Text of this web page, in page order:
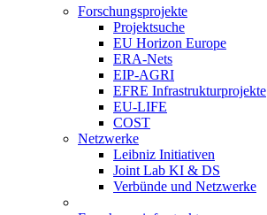
Forschungsprojekte
Projektsuche
EU Horizon Europe
ERA-Nets
EIP-AGRI
EFRE Infrastrukturprojekte
EU-LIFE
COST
Netzwerke
Leibniz Initiativen
Joint Lab KI & DS
Verbünde und Netzwerke